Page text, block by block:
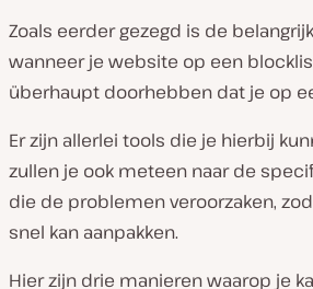
Zoals eerder gezegd is de
wanneer je website op een
überhaupt doorhebben dat je op
Er zijn allerlei tools die je hierbij
zullen je ook meteen naar de
die de problemen veroorzaken,
snel kan aanpakken.
Hier zijn drie manieren waarop je